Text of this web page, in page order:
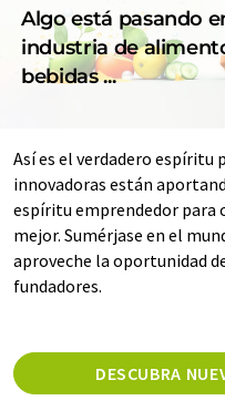
Algo está pasando
industria de
bebidas ...
Así es el verdadero espíritu
innovadoras están
espíritu emprendedor para
mejor. Sumérjase en el
aproveche la oportunidad
fundadores.
DESCUBRA